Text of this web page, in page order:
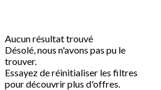
Aucun résultat trouvé
Désolé, nous n'avons pas pu le
trouver.
Essayez de réinitialiser les filtres
pour découvrir plus d'offres.